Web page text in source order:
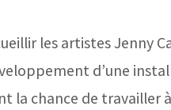
les artistes Jenny
d’une
la chance de travailler